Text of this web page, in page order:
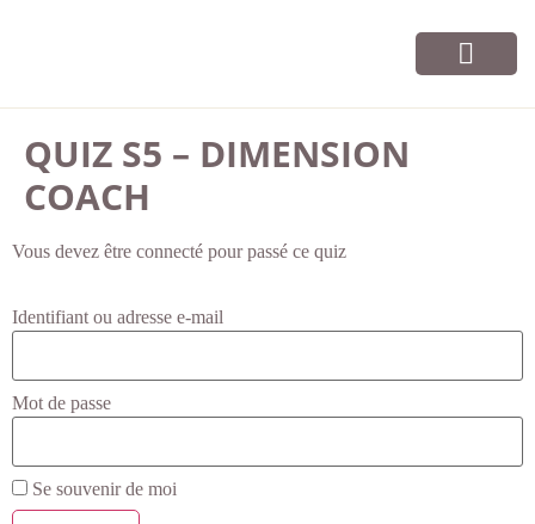
QUIZ S5 – DIMENSION
COACH
Vous devez être connecté pour passé ce quiz
Identifiant ou adresse e-mail
Mot de passe
Se souvenir de moi